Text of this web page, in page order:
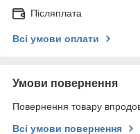
Післяплата
Всі умови оплати
Умови повернення
Повернення товару
Всі умови повернення